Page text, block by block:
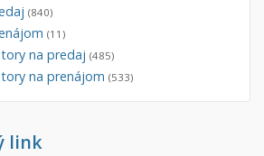
(840)
(11)
na predaj (485)
na prenájom (533)
link